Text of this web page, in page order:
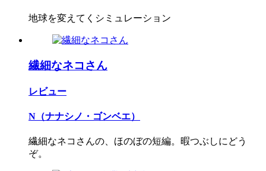
地球を変えてくシミュレーション
繊細なネコさん
レビュー
N（ナナシノ・ゴンベエ）
繊細なネコさんの、ほのぼの短編。暇つぶしにどう
ぞ。